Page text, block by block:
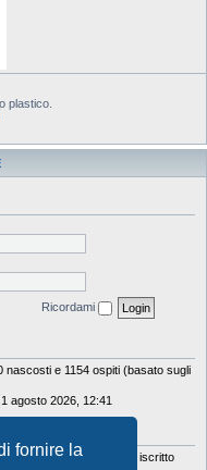
fornire la
plastico.
Ricordami
nascosti e 1154 ospiti (basato sugli
agosto 2026, 12:41
iscritti 5630
• Ultimo iscritto